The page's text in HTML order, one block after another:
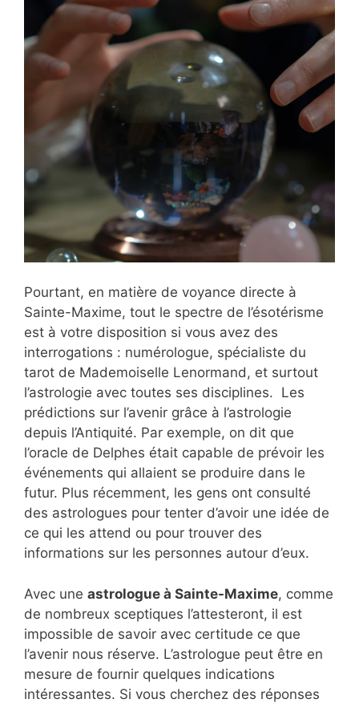
Pourtant, en matière de voyance directe à
Sainte-Maxime, tout le spectre de l’ésotérisme
est à votre disposition si vous avez des
interrogations : numérologue, spécialiste du
tarot de Mademoiselle Lenormand, et surtout
l’astrologie avec toutes ses disciplines. Les
prédictions sur l’avenir grâce à l’astrologie
depuis l’Antiquité. Par exemple, on dit que
l’oracle de Delphes était capable de prévoir les
événements qui allaient se produire dans le
futur. Plus récemment, les gens ont consulté
des astrologues pour tenter d’avoir une idée de
ce qui les attend ou pour trouver des
informations sur les personnes autour d’eux.
Avec une astrologue à Sainte-Maxime, comme
de nombreux sceptiques l’attesteront, il est
impossible de savoir avec certitude ce que
l’avenir nous réserve. L’astrologue peut être en
mesure de fournir quelques indications
intéressantes. Si vous cherchez des réponses